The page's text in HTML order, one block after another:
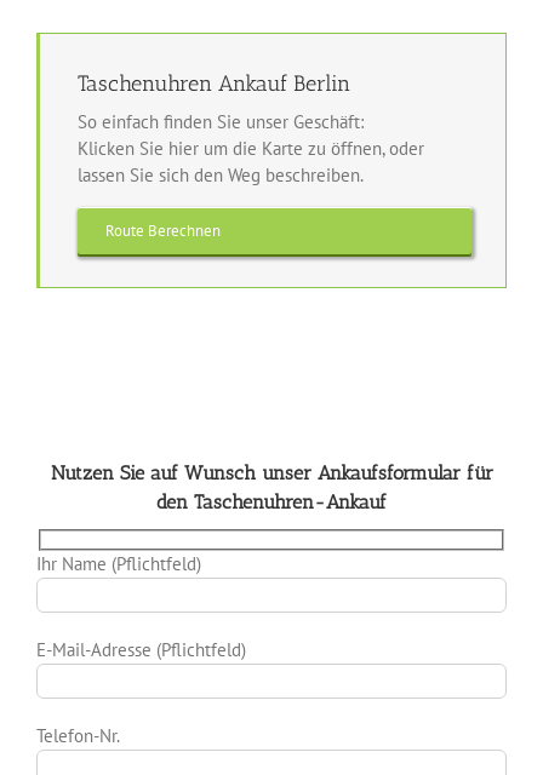
Taschenuhren Ankauf Berlin
So einfach finden Sie unser Geschäft:
Klicken Sie hier um die Karte zu öffnen, oder
lassen Sie sich den Weg beschreiben.
Route Berechnen
Nutzen Sie auf Wunsch unser Ankaufsformular für
den Taschenuhren-Ankauf
Ihr Name (Pflichtfeld)
E-Mail-Adresse (Pflichtfeld)
Telefon-Nr.